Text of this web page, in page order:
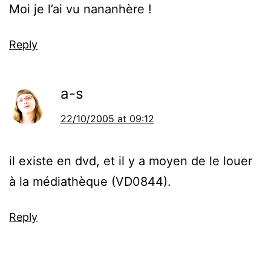
Moi je l’ai vu nananhère !
Reply
a-s
22/10/2005 at 09:12
il existe en dvd, et il y a moyen de le louer
à la médiathèque (VD0844).
Reply